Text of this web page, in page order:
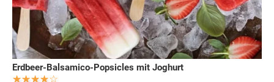
Erdbeer-Balsamico-Popsicles mit Joghurt